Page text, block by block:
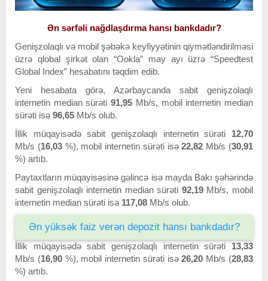
Ən sərfəli nağdlaşdırma hansı bankdadır?
Genişzolaqlı və mobil şəbəkə keyfiyyətinin qiymətləndirilməsi
üzrə qlobal şirkət olan “Ookla” may ayı üzrə “Speedtest
Global Index” hesabatını təqdim edib.
Yeni hesabata görə, Azərbaycanda sabit genişzolaqlı
internetin median sürəti91,95 Mb/s, mobil internetin median
sürəti isə 96,65 Mb/s olub.
İllik müqayisədə sabit genişzolaqlı internetin sürəti 12,70
Mb/s (16,03%), mobil internetin sürəti isə22,82 Mb/s (30,91
%) artıb.
Paytaxtların müqayisəsinə gəlincə isə mayda Bakı şəhərində
sabit genişzolaqlı internetin median sürəti 92,19 Mb/s, mobil
internetin median sürəti isə 117,08 Mb/s olub.
Ən yüksək faiz verən depozit hansı bankdadır?
İllik müqayisədə sabit genişzolaqlı internetin sürəti 13,33
Mb/s (16,90%), mobil internetin sürəti isə26,20 Mb/s (28,83
%) artıb.